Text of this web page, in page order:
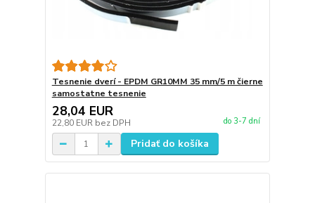
Tesnenie dverí - EPDM GR10MM 35 mm/5 m čierne
samostatne tesnenie
28,04 EUR
22,80 EUR bez DPH do 3-7 dní
Pridať do košíka